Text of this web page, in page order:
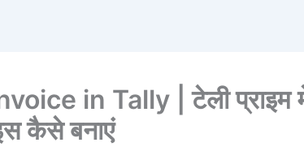
in Tally | टेली प्राइम
कैसे बनाएं